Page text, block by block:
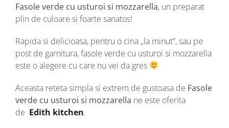
Fasole verde cu usturoi si mozzarella, un preparat
plin de culoare si foarte sanatos!
Rapida si delicioasa, pentru o cina „la minut”, sau pe
post de garnitura, fasole verde cu usturoi si mozzarella
este o alegere cu care nu vei da gres
Aceasta reteta simpla si extrem de gustoasa de Fasole
verde cu usturoi si mozzarella ne este oferita
de Edith kitchen.